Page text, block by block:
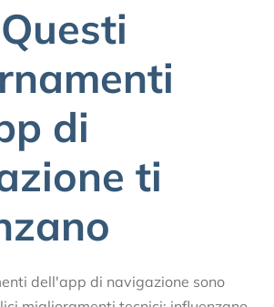
di
ti
dell'app di navigazione sono